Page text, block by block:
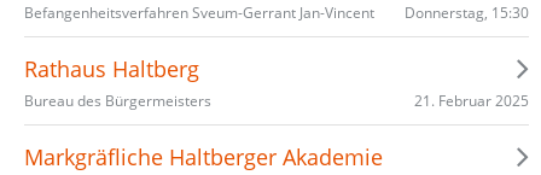
Befangenheitsverfahren Sveum-Gerrant Jan-Vincent Donnerstag, 15:30
Rathaus Haltberg
Bureau des Bürgermeisters 21. Februar 2025
Markgräfliche Haltberger Akademie